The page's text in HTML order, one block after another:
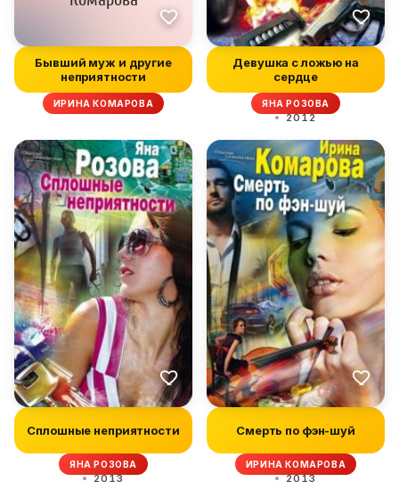
Бывший муж и другие
неприятности
ИРИНА КОМАРОВА
Девушка с ложью на
сердце
ЯНА РОЗОВА
2012
Сплошные неприятности
ЯНА РОЗОВА
2013
Смерть по фэн-шуй
ИРИНА КОМАРОВА
2013